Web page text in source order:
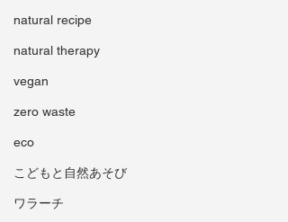
natural recipe
natural therapy
vegan
zero waste
eco
こどもと自然あそび
ワラーチ